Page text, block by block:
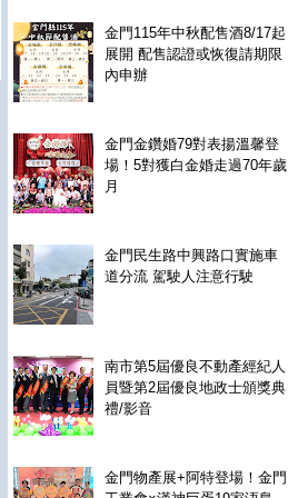
金門115年中秋配售酒8/17起
展開 配售認證或恢復請期限
內申辦
金門金鑽婚79對表揚溫馨登
場！5對獲白金婚走過70年歲
月
金門民生路中興路口實施車
道分流 駕駛人注意行駛
南市第5屆優良不動產經紀人
員暨第2屆優良地政士頒獎典
禮/影音
金門物產展+阿特登場！金門